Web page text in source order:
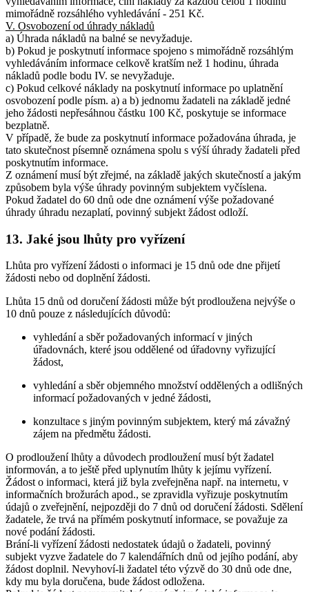
mimořádně rozsáhlého vyhledávání - 251 Kč.
V. Osvobození od úhrady nákladů
a) Úhrada nákladů na balné se nevyžaduje.
b) Pokud je poskytnutí informace spojeno s mimořádně rozsáhlým
vyhledáváním informace celkově kratším než 1 hodinu, úhrada
nákladů podle bodu IV. se nevyžaduje.
c) Pokud celkové náklady na poskytnutí informace po uplatnění
osvobození podle písm. a) a b) jednomu žadateli na základě jedné
jeho žádosti nepřesáhnou částku 100 Kč, poskytuje se informace
bezplatně.
V případě, že bude za poskytnutí informace požadována úhrada, je
tato skutečnost písemně oznámena spolu s výší úhrady žadateli před
poskytnutím informace.
Z oznámení musí být zřejmé, na základě jakých skutečností a jakým
způsobem byla výše úhrady povinným subjektem vyčíslena.
Pokud žadatel do 60 dnů ode dne oznámení výše požadované
úhrady úhradu nezaplatí, povinný subjekt žádost odloží.
13. Jaké jsou lhůty pro vyřízení
Lhůta pro vyřízení žádosti o informaci je 15 dnů ode dne přijetí
žádosti nebo od doplnění žádosti.
Lhůta 15 dnů od doručení žádosti může být prodloužena nejvýše o
10 dnů pouze z následujících důvodů:
vyhledání a sběr požadovaných informací v jiných
úřadovnách, které jsou oddělené od úřadovny vyřizující
žádost,
vyhledání a sběr objemného množství oddělených a odlišných
informací požadovaných v jedné žádosti,
konzultace s jiným povinným subjektem, který má závažný
zájem na předmětu žádosti.
O prodloužení lhůty a důvodech prodloužení musí být žadatel
informován, a to ještě před uplynutím lhůty k jejímu vyřízení.
Žádost o informaci, která již byla zveřejněna např. na internetu, v
informačních brožurách apod., se zpravidla vyřizuje poskytnutím
údajů o zveřejnění, nejpozději do 7 dnů od doručení žádosti. Sdělení
žadatele, že trvá na přímém poskytnutí informace, se považuje za
nové podání žádosti.
Brání-li vyřízení žádosti nedostatek údajů o žadateli, povinný
subjekt vyzve žadatele do 7 kalendářních dnů od jejího podání, aby
žádost doplnil. Nevyhoví-li žadatel této výzvě do 30 dnů ode dne,
kdy mu byla doručena, bude žádost odložena.